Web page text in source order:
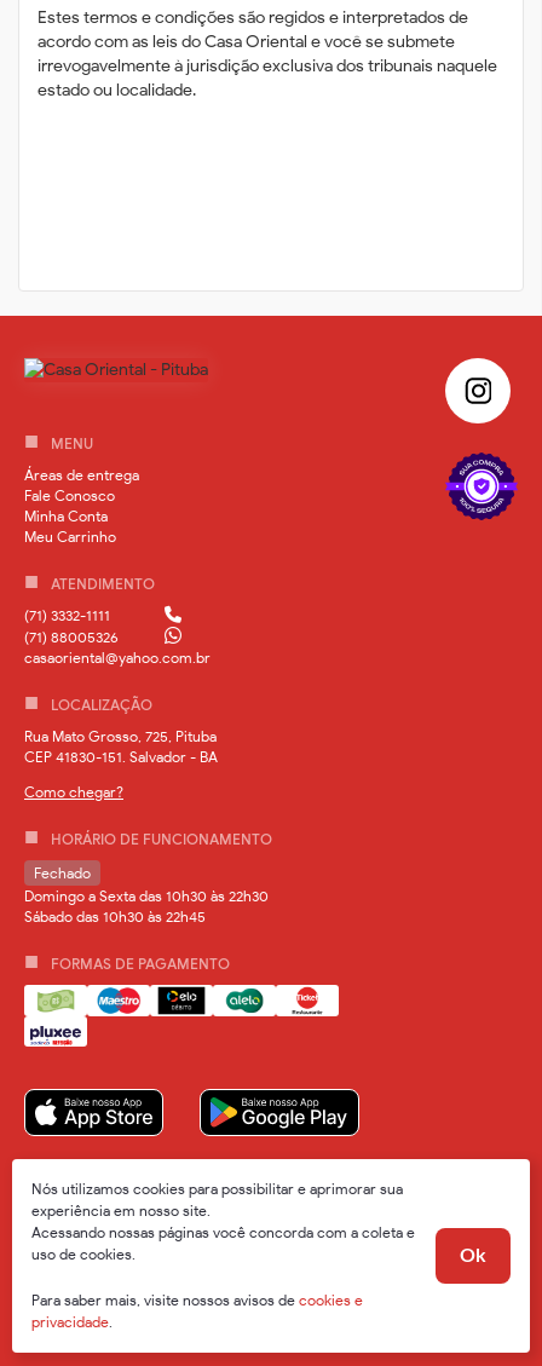
Estes termos e condições são regidos e interpretados de
acordo com as leis do Casa Oriental e você se submete
irrevogavelmente à jurisdição exclusiva dos tribunais naquele
estado ou localidade.
MENU
Áreas de entrega
Fale Conosco
Minha Conta
Meu Carrinho
ATENDIMENTO
(71) 3332-1111
(71) 88005326
casaoriental@yahoo.com.br
LOCALIZAÇÃO
Rua Mato Grosso, 725, Pituba
CEP 41830-151. Salvador - BA
Como chegar?
HORÁRIO DE FUNCIONAMENTO
Fechado
Domingo a Sexta das 10h30 às 22h30
Sábado das 10h30 às 22h45
FORMAS DE PAGAMENTO
2026 © Todos os direitos reservados
Nós utilizamos cookies para possibilitar e aprimorar sua
experiência em nosso site.
Acessando nossas páginas você concorda com a coleta e
uso de cookies.
Para saber mais, visite nossos avisos de cookies e
privacidade.
Ok